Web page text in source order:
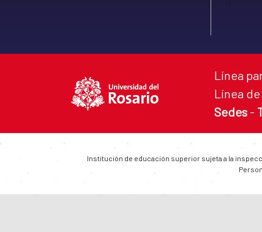
Línea
Línea de
Sedes -
Institución de educación superior sujeta a la